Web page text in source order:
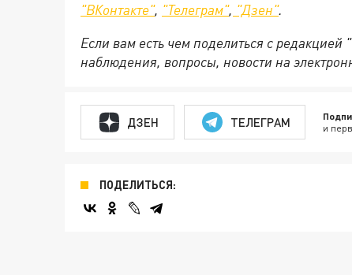
"ВКонтакте", "Телеграм", "Дзен".
Если вам есть чем поделиться с
наблюдения, вопросы, новости на
ДЗЕН ТЕЛЕГРАМ и
ПОДЕЛИТЬСЯ: